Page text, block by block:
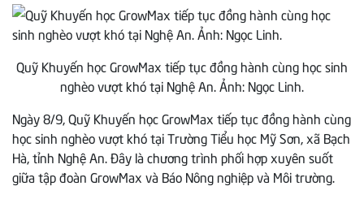
Quỹ Khuyến học GrowMax tiếp tục đồng hành cùng học sinh
nghèo vượt khó tại Nghệ An. Ảnh: Ngọc Linh.
Ngày 8/9, Quỹ Khuyến học GrowMax tiếp tục đồng hành cùng
học sinh nghèo vượt khó tại Trường Tiểu học Mỹ Sơn, xã Bạch
Hà, tỉnh Nghệ An. Đây là chương trình phối hợp xuyên suốt
giữa tập đoàn GrowMax và Báo Nông nghiệp và Môi trường.